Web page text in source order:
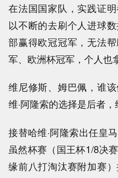
在法国国家队，实践证
以不断的去刷个人进球
部赢得欧冠冠军，无法
军、欧洲杯冠军，个人也
维尼修斯、姆巴佩，谁
维·阿隆索的选择是后者，
接替哈维·阿隆索出任皇
虽然杯赛（国王杯1/8决
缘前八打淘汰赛附加赛